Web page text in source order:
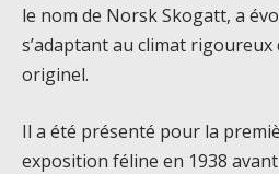
le nom de Norsk Skogatt, a
s’adaptant au climat
originel.
Il a été présenté pour la
exposition féline en 1938